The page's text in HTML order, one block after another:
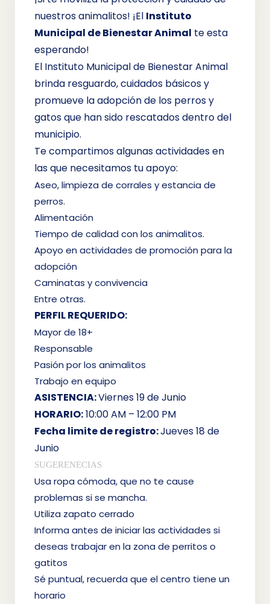
nuestros animalitos! ¡El Instituto
Municipal de Bienestar Animal te esta
esperando!
El Instituto Municipal de Bienestar Animal
brinda resguardo, cuidados básicos y
promueve la adopción de los perros y
gatos que han sido rescatados dentro del
municipio.
Te compartimos algunas actividades en
las que necesitamos tu apoyo:
Aseo, limpieza de corrales y estancia de
perros.
Alimentación
Tiempo de calidad con los animalitos.
Apoyo en actividades de promoción para la
adopción
Caminatas y convivencia
Entre otras.
PERFIL REQUERIDO:
Mayor de 18+
Responsable
Pasión por los animalitos
Trabajo en equipo
ASISTENCIA:Viernes 19 de Junio
HORARIO:10:00 AM – 12:00 PM
Fecha limite de registro:Jueves 18 de
Junio
SUGERENECIAS
Usa ropa cómoda, que no te cause
problemas si se mancha.
Utiliza zapato cerrado
Informa antes de iniciar las actividades si
deseas trabajar en la zona de perritos o
gatitos
Sé puntual, recuerda que el centro tiene un
horario